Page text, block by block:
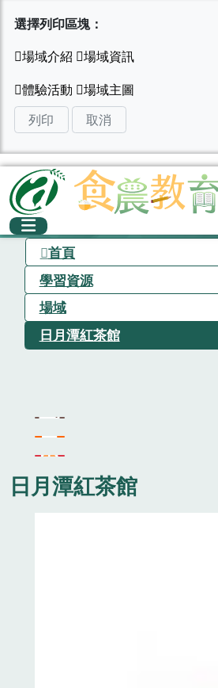
選擇列印區塊：
列印 取消
首頁
學習資源
場域
日月潭紅茶館
日月潭紅茶館